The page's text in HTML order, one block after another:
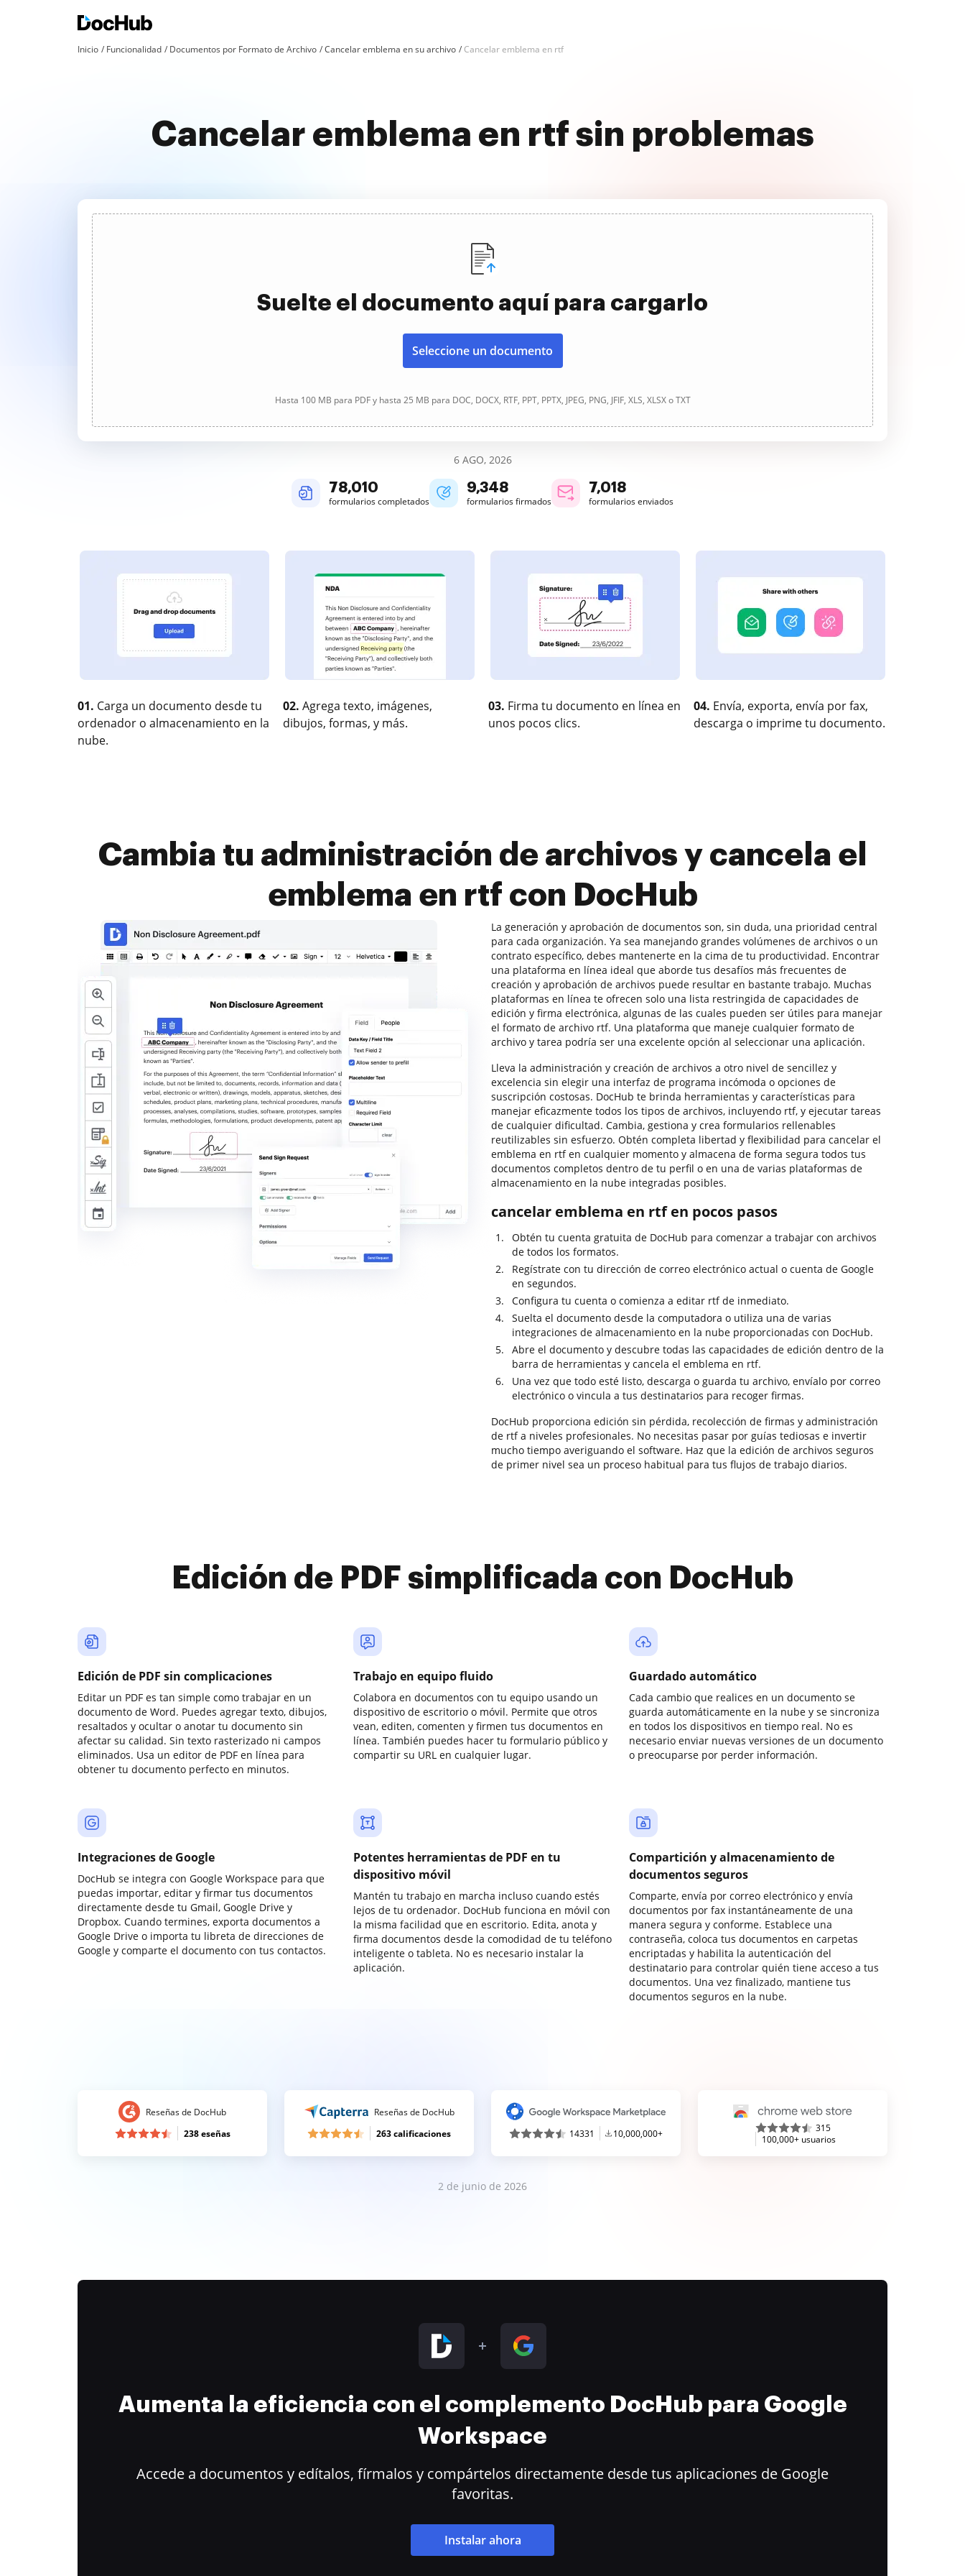
Inicio Funcionalidad Documentos por Formato de Archivo Cancelar emblema en su archivo Cancelar emblema en rtf
Cancelar emblema en rtf sin problemas
Suelte el documento aquí para cargarlo
Seleccione un documento
Hasta 100 MB para PDF y hasta 25 MB para DOC, DOCX, RTF, PPT, PPTX, JPEG, PNG, JFIF, XLS, XLSX o TXT
6 AGO, 2026
78,011
formularios completados
9,348
formularios firmados
7,018
formularios enviados
01. Carga un documento desde tu
ordenador o almacenamiento en la
nube.
02. Agrega texto, imágenes,
dibujos, formas, y más.
03. Firma tu documento en línea en
unos pocos clics.
04. Envía, exporta, envía por fax,
descarga o imprime tu documento.
Cambia tu administración de archivos y cancela el
emblema en rtf con DocHub
La generación y aprobación de documentos son, sin duda, una prioridad central
para cada organización. Ya sea manejando grandes volúmenes de archivos o un
contrato específico, debes mantenerte en la cima de tu productividad. Encontrar
una plataforma en línea ideal que aborde tus desafíos más frecuentes de
creación y aprobación de archivos puede resultar en bastante trabajo. Muchas
plataformas en línea te ofrecen solo una lista restringida de capacidades de
edición y firma electrónica, algunas de las cuales pueden ser útiles para manejar
el formato de archivo rtf. Una plataforma que maneje cualquier formato de
archivo y tarea podría ser una excelente opción al seleccionar una aplicación.
Lleva la administración y creación de archivos a otro nivel de sencillez y
excelencia sin elegir una interfaz de programa incómoda o opciones de
suscripción costosas. DocHub te brinda herramientas y características para
manejar eficazmente todos los tipos de archivos, incluyendo rtf, y ejecutar tareas
de cualquier dificultad. Cambia, gestiona y crea formularios rellenables
reutilizables sin esfuerzo. Obtén completa libertad y flexibilidad para cancelar el
emblema en rtf en cualquier momento y almacena de forma segura todos tus
documentos completos dentro de tu perfil o en una de varias plataformas de
almacenamiento en la nube integradas posibles.
cancelar emblema en rtf en pocos pasos
Obtén tu cuenta gratuita de DocHub para comenzar a trabajar con archivos
de todos los formatos.
Regístrate con tu dirección de correo electrónico actual o cuenta de Google
en segundos.
Configura tu cuenta o comienza a editar rtf de inmediato.
Suelta el documento desde la computadora o utiliza una de varias
integraciones de almacenamiento en la nube proporcionadas con DocHub.
Abre el documento y descubre todas las capacidades de edición dentro de la
barra de herramientas y cancela el emblema en rtf.
Una vez que todo esté listo, descarga o guarda tu archivo, envíalo por correo
electrónico o vincula a tus destinatarios para recoger firmas.
DocHub proporciona edición sin pérdida, recolección de firmas y administración
de rtf a niveles profesionales. No necesitas pasar por guías tediosas e invertir
mucho tiempo averiguando el software. Haz que la edición de archivos seguros
de primer nivel sea un proceso habitual para tus flujos de trabajo diarios.
Edición de PDF simplificada con DocHub
Edición de PDF sin complicaciones
Editar un PDF es tan simple como trabajar en un
documento de Word. Puedes agregar texto, dibujos,
resaltados y ocultar o anotar tu documento sin
afectar su calidad. Sin texto rasterizado ni campos
eliminados. Usa un editor de PDF en línea para
obtener tu documento perfecto en minutos.
Trabajo en equipo fluido
Colabora en documentos con tu equipo usando un
dispositivo de escritorio o móvil. Permite que otros
vean, editen, comenten y firmen tus documentos en
línea. También puedes hacer tu formulario público y
compartir su URL en cualquier lugar.
Guardado automático
Cada cambio que realices en un documento se
guarda automáticamente en la nube y se sincroniza
en todos los dispositivos en tiempo real. No es
necesario enviar nuevas versiones de un documento
o preocuparse por perder información.
Integraciones de Google
DocHub se integra con Google Workspace para que
puedas importar, editar y firmar tus documentos
directamente desde tu Gmail, Google Drive y
Dropbox. Cuando termines, exporta documentos a
Google Drive o importa tu libreta de direcciones de
Google y comparte el documento con tus contactos.
Potentes herramientas de PDF en tu
dispositivo móvil
Mantén tu trabajo en marcha incluso cuando estés
lejos de tu ordenador. DocHub funciona en móvil con
la misma facilidad que en escritorio. Edita, anota y
firma documentos desde la comodidad de tu teléfono
inteligente o tableta. No es necesario instalar la
aplicación.
Compartición y almacenamiento de
documentos seguros
Comparte, envía por correo electrónico y envía
documentos por fax instantáneamente de una
manera segura y conforme. Establece una
contraseña, coloca tus documentos en carpetas
encriptadas y habilita la autenticación del
destinatario para controlar quién tiene acceso a tus
documentos. Una vez finalizado, mantiene tus
documentos seguros en la nube.
Reseñas de DocHub
238 eseñas
Reseñas de DocHub
263 calificaciones
14331 10,000,000+
315
100,000+ usuarios
2 de junio de 2026
Aumenta la eficiencia con el complemento DocHub para Google
Workspace
Accede a documentos y edítalos, fírmalos y compártelos directamente desde tus aplicaciones de Google
favoritas.
Instalar ahora